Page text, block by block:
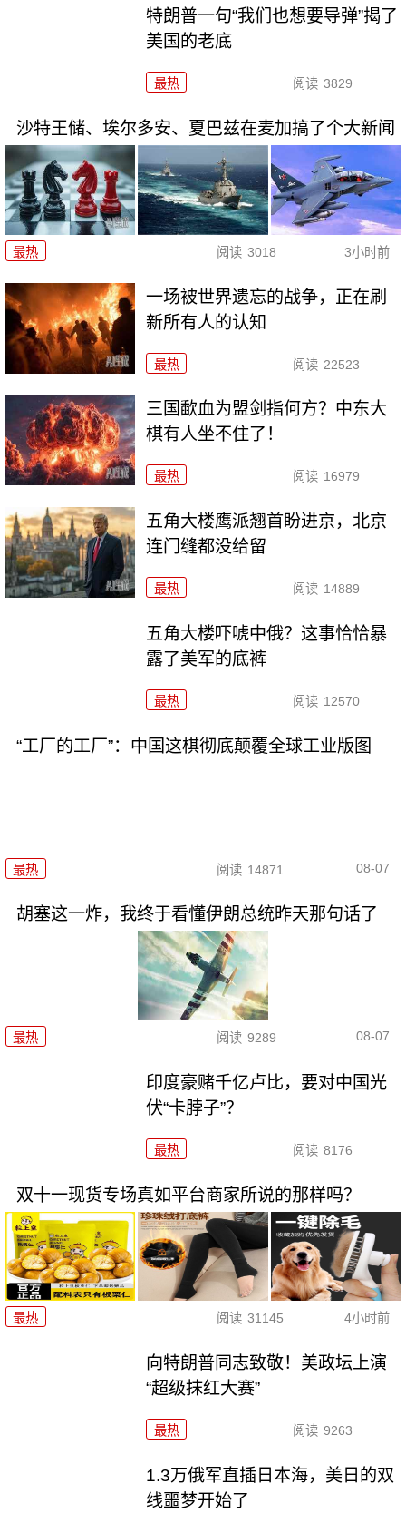
特朗普一句“我们也想要导弹”揭了
美国的老底
最热 阅读 3829
沙特王储、埃尔多安、夏巴兹在麦加搞了个大新闻
最热 阅读 3018 3小时前
一场被世界遗忘的战争，正在刷
新所有人的认知
最热 阅读 22523
三国歃血为盟剑指何方？中东大
棋有人坐不住了！
最热 阅读 16979
五角大楼鹰派翘首盼进京，北京
连门缝都没给留
最热 阅读 14889
五角大楼吓唬中俄？这事恰恰暴
露了美军的底裤
最热 阅读 12570
“工厂的工厂”：中国这棋彻底颠覆全球工业版图
最热 阅读 14871 08-07
胡塞这一炸，我终于看懂伊朗总统昨天那句话了
最热 阅读 9289 08-07
印度豪赌千亿卢比，要对中国光
伏“卡脖子”？
最热 阅读 8176
双十一现货专场真如平台商家所说的那样吗？
最热 阅读 31145 4小时前
向特朗普同志致敬！美政坛上演
“超级抹红大赛”
最热 阅读 9263
1.3万俄军直插日本海，美日的双
线噩梦开始了